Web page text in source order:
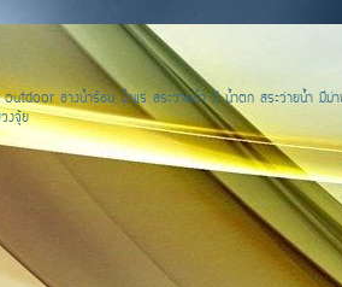
อ่างน้ำร้อน น้ำแร่ สระว่ายน้ำ มี น้ำตก สระว่ายน้ำ มีม่า
งจุ้ย